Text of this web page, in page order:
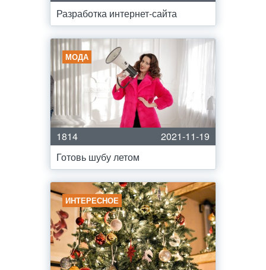
Разработка интернет-сайта
МОДА
1814
2021-11-19
Готовь шубу летом
ИНТЕРЕСНОЕ